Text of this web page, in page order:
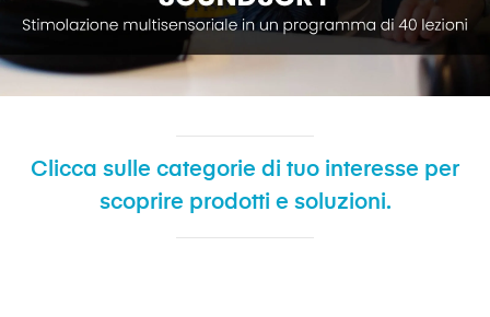
Clicca sulle categorie di tuo interesse per
scoprire prodotti e soluzioni.